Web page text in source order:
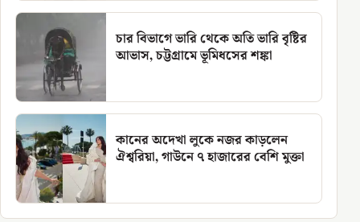
চার বিভাগে ভারি থেকে অতি ভারি বৃষ্টির
আভাস, চট্টগ্রামে ভূমিধসের শঙ্কা
কানের অদেখা লুকে নজর কাড়লেন
ঐশ্বরিয়া, গাউনে ৭ হাজারের বেশি মুক্তা